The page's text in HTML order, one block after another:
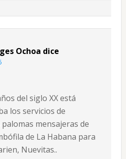
Ochoa dice
del siglo XX está
los servicios de
mensajeras de
de La Habana para
Nuevitas..